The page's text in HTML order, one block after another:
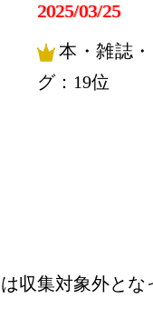
2025/03/25
本・雑誌
グ：19位
収集対象外とな